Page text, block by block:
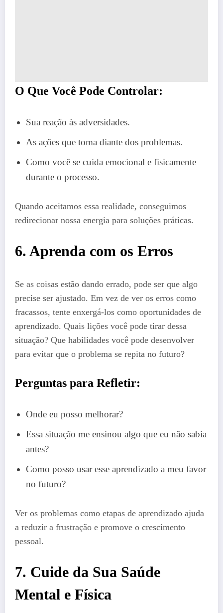
O Que Você Pode Controlar:
Sua reação às adversidades.
As ações que toma diante dos problemas.
Como você se cuida emocional e fisicamente
durante o processo.
Quando aceitamos essa realidade, conseguimos
redirecionar nossa energia para soluções práticas.
6. Aprenda com os Erros
Se as coisas estão dando errado, pode ser que algo
precise ser ajustado. Em vez de ver os erros como
fracassos, tente enxergá-los como oportunidades de
aprendizado. Quais lições você pode tirar dessa
situação? Que habilidades você pode desenvolver
para evitar que o problema se repita no futuro?
Perguntas para Refletir:
Onde eu posso melhorar?
Essa situação me ensinou algo que eu não sabia
antes?
Como posso usar esse aprendizado a meu favor
no futuro?
Ver os problemas como etapas de aprendizado ajuda
a reduzir a frustração e promove o crescimento
pessoal.
7. Cuide da Sua Saúde
Mental e Física